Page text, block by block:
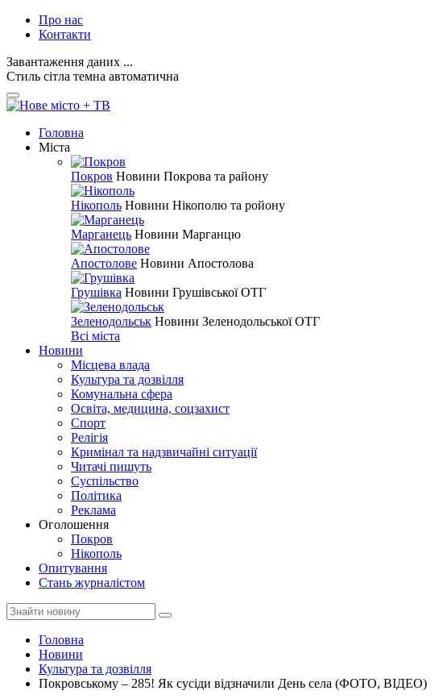
Про нас
Контакти
Завантаження даних ...
Стиль сітла темна автоматична
Головна
Міста
Покров Новини Покрова та району
Нікополь Новини Нікополю та ройону
Марганець Новини Марганцю
Апостолове Новини Апостолова
Грушівка Новини Грушівської ОТГ
Зеленодольськ Новини Зеленодольської ОТГ
Всі міста
Новини
Місцева влада
Культура та дозвілля
Комунальна сфера
Освіта, медицина, соцзахист
Спорт
Релігія
Кримінал та надзвичайні ситуації
Читачі пишуть
Суспільство
Політика
Реклама
Оголошення
Покров
Нікополь
Опитування
Стань журналістом
Головна
Новини
Культура та дозвілля
Покровському – 285! Як сусіди відзначили День села (ФОТО, ВІДЕО)